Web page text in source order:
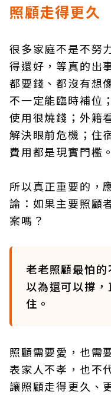
照顧走得更久
很多家庭不是不努
得還好，等真的出
都要錢、都沒有想
不一定能臨時補位
使用很燒錢；外籍
解決眼前危機；住
費用都是現實門檻。
所以真正重要的，
論：如果主要照顧
案嗎？
老老照顧最怕
以為還可以撐
住。
照顧需要愛，也需
表家人不孝，也不
讓照顧走得更久、